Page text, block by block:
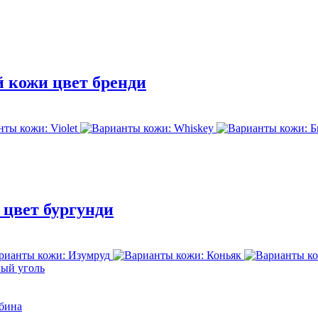
кожи цвет бренди
бургунди